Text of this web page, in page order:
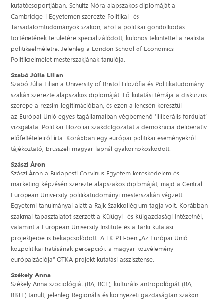
kutatócsoportjában. Schultz Nóra alapszakos diplomáját a
Cambridge-i Egyetemen szerezte Politikai- és
Társadalomtudományok szakon, ahol a politikai gondolkodás
történetének területére specializálódott, különös tekintettel a realista
politikaelméletre. Jelenleg a London School of Economics
Politikaelmélet mesterszakjának tanulója.
Szabó Júlia Lilian
Szabó Júlia Lilian a University of Bristol Filozófia és Politikatudomány
szakán szerezte alapszakos diplomáját. Fő kutatási témája a diskurzus
szerepe a rezsim-legitimációban, és ezen a lencsén keresztül
az Európai Unió egyes tagállamaiban végbemenő ’illiberális fordulat’
vizsgálata. Politikai filozófiai szakdolgozatát a demokrácia deliberatív
előfeltételeiről írta. Korábban egy európai politikai eseményekről
tájékoztató, brüsszeli magyar lapnál gyakornokoskodott.
Szászi Áron
Szászi Áron a Budapesti Corvinus Egyetem kereskedelem és
marketing képzésén szerezte alapszakos diplomáját, majd a Central
European University politikatudományi mesterszakán végzett.
Egyetemi tanulmányai alatt a Rajk Szakkollégium tagja volt. Korábban
szakmai tapasztalatot szerzett a Külügyi- és Külgazdasági Intézetnél,
valamint a European University Institute és a Tárki kutatási
projektjeibe is bekapcsolódott. A TK PTI-ben „Az Európai Unió
közpolitikai hatásának percepciói: a magyar közvélemény
európaizációja” OTKA projekt kutatási asszisztense.
Székely Anna
Székely Anna szociológiát (BA, BCE), kulturális antropológiát (BA,
BBTE) tanult, jelenleg Regionális és környezeti gazdaságtan szakon